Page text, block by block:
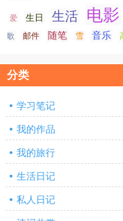
爱 生日 生活 电影
歌 邮件 随笔 雪 音乐
分类
学习笔记
我的作品
我的旅行
生活日记
私人日记